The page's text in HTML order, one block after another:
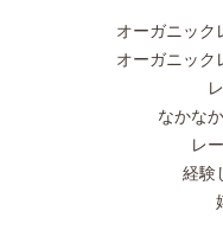
オーガニック
オーガニック
なかな
レ
経験